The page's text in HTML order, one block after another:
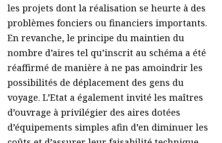
les projets dont la réalisation se heurte à des
problèmes fonciers ou financiers importants.
En revanche, le principe du maintien du
nombre d’aires tel qu’inscrit au schéma a été
réaffirmé de manière à ne pas amoindrir les
possibilités de déplacement des gens du
voyage. L’Etat a également invité les maîtres
d’ouvrage à privilégier des aires dotées
d’équipements simples afin d’en diminuer les